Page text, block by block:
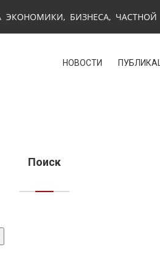
ЭКОНОМИКИ, БИЗНЕСА,
НОВОСТИ
Поиск